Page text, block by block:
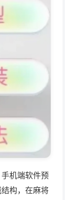
机端软件预
构，在麻将